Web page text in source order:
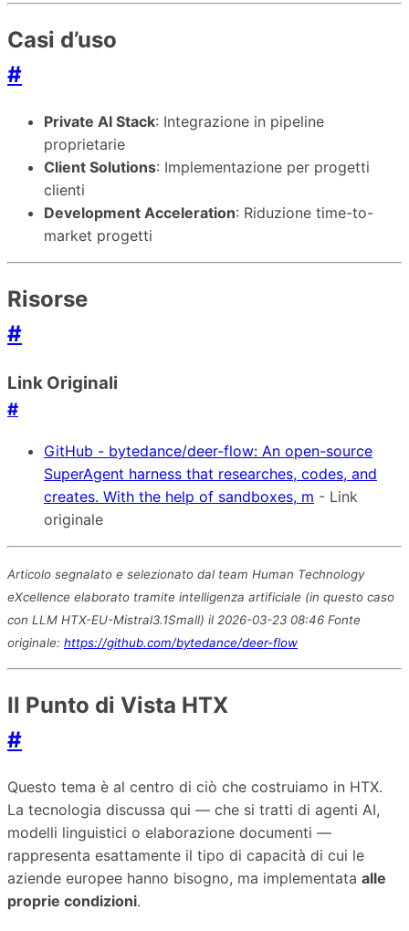
Casi d’uso
#
Private AI Stack: Integrazione in pipeline
proprietarie
Client Solutions: Implementazione per progetti
clienti
Development Acceleration: Riduzione time-to-
market progetti
Risorse
#
Link Originali
#
GitHub - bytedance/deer-flow: An open-source
SuperAgent harness that researches, codes, and
creates. With the help of sandboxes, m - Link
originale
Articolo segnalato e selezionato dal team Human Technology
eXcellence elaborato tramite intelligenza artificiale (in questo caso
con LLM HTX-EU-Mistral3.1Small) il 2026-03-23 08:46 Fonte
originale: https://github.com/bytedance/deer-flow
Il Punto di Vista HTX
#
Questo tema è al centro di ciò che costruiamo in HTX.
La tecnologia discussa qui — che si tratti di agenti AI,
modelli linguistici o elaborazione documenti —
rappresenta esattamente il tipo di capacità di cui le
aziende europee hanno bisogno, ma implementata alle
proprie condizioni.